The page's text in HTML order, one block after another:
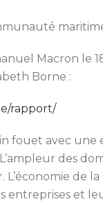
Macron le
Borne :
rapport/
fouet avec
des
de
entreprises et